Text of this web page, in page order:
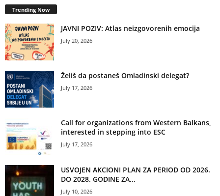
Trending Now
JAVNI POZIV: Atlas neizgovorenih emocija
July 20, 2026
Želiš da postaneš Omladinski delegat?
July 17, 2026
Call for organizations from Western Balkans,
interested in stepping into ESC
July 17, 2026
USVOJEN AKCIONI PLAN ZA PERIOD OD 2026.
DO 2028. GODINE ZA...
July 10, 2026